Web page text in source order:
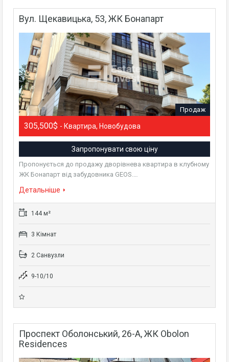
Вул. Щекавицька, 53, ЖК Бонапарт
Продаж
305,500$ - Квартира, Новобудова
Запропонувати свою ціну
Пропонується до продажу дворівнева квартира в клубному
ЖК Бонапарт від забудовника GEOS.…
Детальніше
144 м²
3 Кімнат
2 Санвузли
9-10/10
Проспект Оболонський, 26-А, ЖК Obolon
Residences